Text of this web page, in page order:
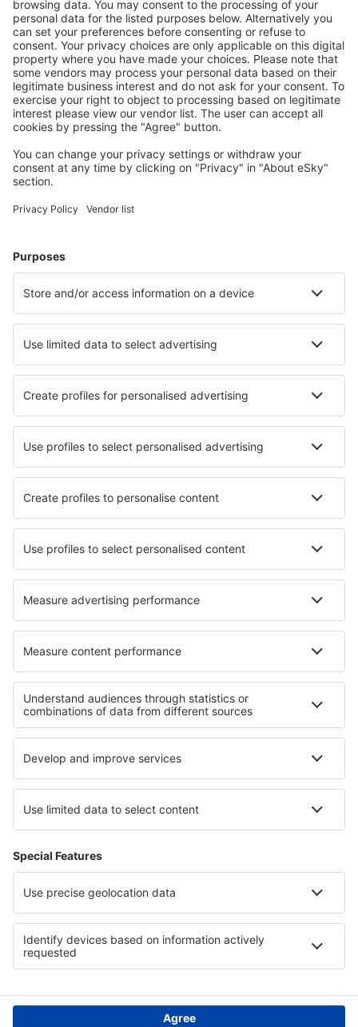
Zorgeloos boeken met gratiss annuleringsopties.
Bespaar meer
Reisaanbiedingen en speciale aanbiedingen voor
geregistreerde gebruikers.
Accommodaties die u bevallen
Kies uit meer dan 1,3 miljoen accommodaties: hotels,
jeugdherbergen, appartementen en meer.
Accommodatie in Frankrijk - Populaire steden
Verblijf in Nice Verblijf in Cannes
Verblijf in Frontignan Verblijf in Megeve Verblijf in Arzon
Beste accommodatie - steden
Verblijf in Gamagori Verblijf Inowlodz Verblijf in Levoča
Verblijf in Hednesford Verblijf in Torring
Verblijf in Elizabeth Verblijf Luncarty Verblijf in Gjern
Beste accommodatie - regio's
Verblijf in L''Alpe d''Huez Verblijf in Disneyland Parijs
Verblijf Les Menuires Verblijf in Arc Verblijf in Alsace
Verblijf in Roztocze Verblijf in Podlachian
Verblijf in Chodsko Verblijf in Stredné Považie
Verblijf in Neusiedlersee